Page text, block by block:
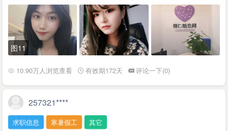
图11
10.90万人浏览查看 有效期172天 评论一下(0)
257321****
求职信息 寒暑假工 其它